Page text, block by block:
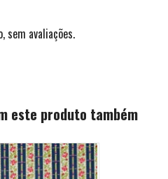
sem avaliações.
este produto também